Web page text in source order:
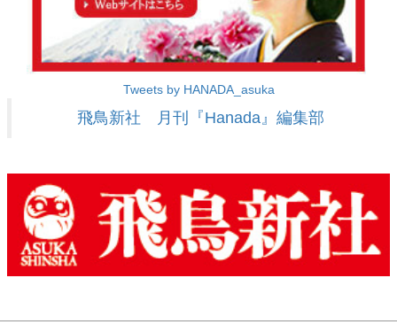
Tweets by HANADA_asuka
飛鳥新社 月刊『Hanada』編集部